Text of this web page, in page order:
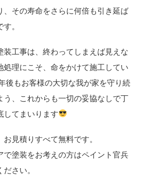
、その寿命をさらに何倍も引き延ば
。
装工事は、終わってしまえば見えな
処理にこそ、命をかけて施工してい
後もお客様の大切な我が家を守り続
う、これからも一切の妥協なしで丁
してまいります
見積りすべて無料です。
で塗装をお考えの方はペイント官兵
さい。